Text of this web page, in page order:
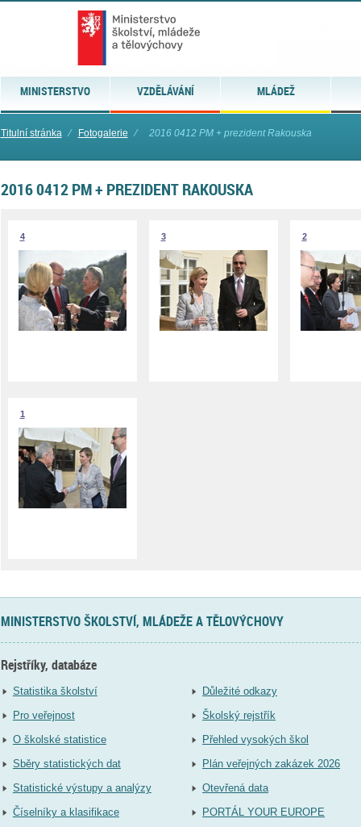
MINISTERSTVO VZDĚLÁVÁNÍ MLÁDEŽ
Titulní stránka ⁄ Fotogalerie ⁄ 2016 0412 PM + prezident Rakouska
2016 0412 PM + PREZIDENT RAKOUSKA
4 3 2
1
MINISTERSTVO ŠKOLSTVÍ, MLÁDEŽE A TĚLOVÝCHOVY
Rejstříky, databáze
Statistika školství
Pro veřejnost
O školské statistice
Sběry statistických dat
Statistické výstupy a analýzy
Číselníky a klasifikace
Důležité odkazy
Školský rejstřík
Přehled vysokých škol
Plán veřejných zakázek 2026
Otevřená data
PORTÁL YOUR EUROPE